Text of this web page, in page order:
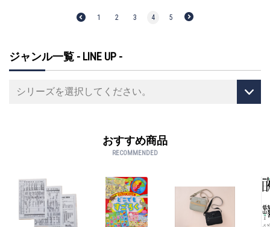
1 2 3 4 5
ジャンル一覧 - LINE UP -
おすすめ商品
RECOMMENDED